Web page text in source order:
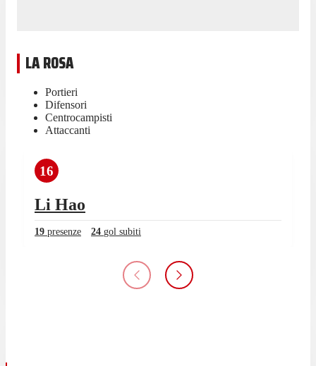
LA ROSA
Portieri
Difensori
Centrocampisti
Attaccanti
16
Li Hao
19 presenze 24 gol subiti